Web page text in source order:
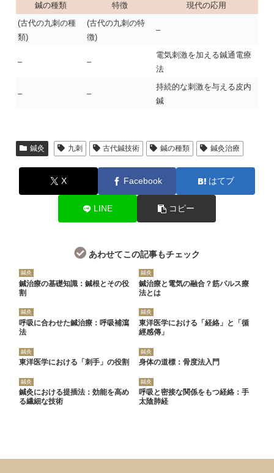
鍼の種類 特徴
現代の応用
(古代の九刺の種
類)
(古代の九刺の特
徴)
–
– –
電気刺激を加える鍼通電療
法
– –
持続的な刺激を与える皮内
鍼
鍼灸 九刺 古代鍼技術 鍼の種類 鍼灸治療
X Facebook はてブ
LINE コピー
あわせてこの記事もチェック
鍼灸
鍼治療の基礎知識：鍼根とその役
割
鍼灸
鍼治療と電気の融合？筋パルス療
法とは
鍼灸
呼吸に合わせた鍼治療：呼吸補瀉
法
鍼灸
東洋医学における「経絡」と「循
經感傳」
鍼灸
東洋医学における「刺手」の役割
鍼灸
身体の道標：骨度法入門
鍼灸
鍼灸における提插法：効能を高め
る繊細な技術
鍼灸
呼吸と密接な関係をもつ経絡：手
太陰肺経